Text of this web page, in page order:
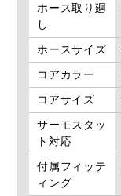
ホース取り廻
し
ホースサイズ
コアカラー
コアサイズ
サーモスタッ
ト対応
付属フィッテ
ィング